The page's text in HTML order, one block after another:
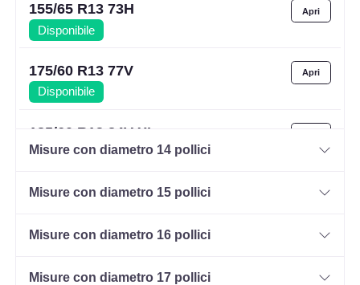
155/65 R13 73H
Disponibile
175/60 R13 77V
Disponibile
185/60 R13 84V XL
Disponibile
Misure con diametro 14 pollici
Misure con diametro 15 pollici
Misure con diametro 16 pollici
Misure con diametro 17 pollici